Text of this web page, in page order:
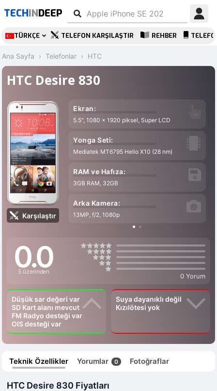
TECHINDEEP
TÜRKÇE TELEFON KARŞILAŞTIR REHBER
Ana Sayfa Telefonlar HTC
HTC Desire 830
Karşılaştır
Ekran:
5.5", 1080 x 1920 piksel, Super LCD
Yonga Seti:
Mediatek MT6795 Helio X10 (28 nm)
RAM ve Hafıza:
3GB RAM, 32GB
Arka Kamera:
13MP, f/2, 1080p
0.0
5 üzerinden
0 Yorum
Düşük sar değeri var
SD Kart alanı mevcut
FM Radyo desteği var
OIS desteği var
Suya dayanıklı değil
Kızılötesi yok
Teknik Özellikler Yorumlar 0 Fotoğraflar
HTC Desire 830 Fiyatları